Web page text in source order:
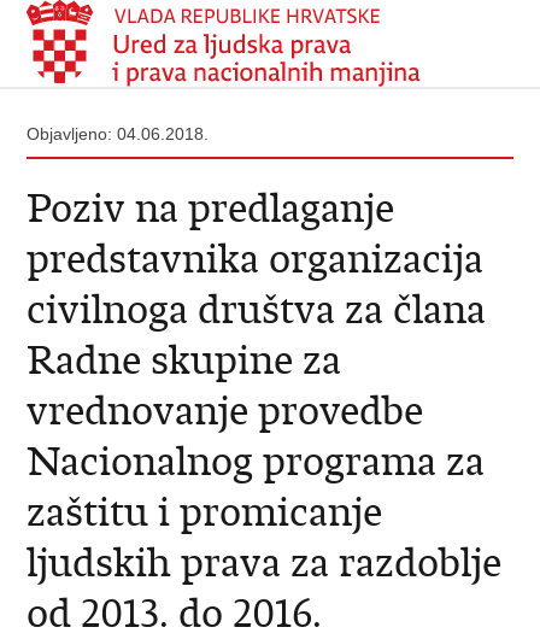
Objavljeno: 04.06.2018.
Poziv na predlaganje
predstavnika organizacija
civilnoga društva za člana
Radne skupine za
vrednovanje provedbe
Nacionalnog programa za
zaštitu i promicanje
ljudskih prava za razdoblje
od 2013. do 2016.